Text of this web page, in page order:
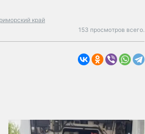
край
153 просмотров всего.